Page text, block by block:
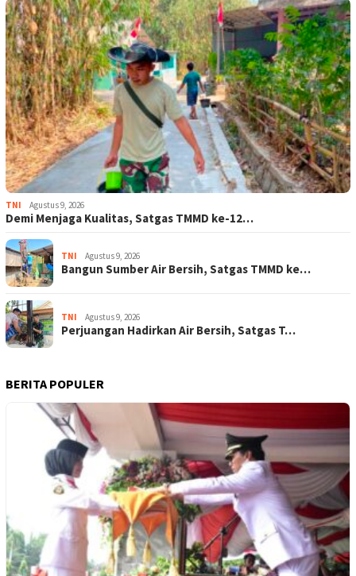
TNI Agustus 9, 2026
Demi Menjaga Kualitas, Satgas TMMD ke-12…
TNI Agustus 9, 2026
Bangun Sumber Air Bersih, Satgas TMMD ke…
TNI Agustus 9, 2026
Perjuangan Hadirkan Air Bersih, Satgas T…
BERITA POPULER